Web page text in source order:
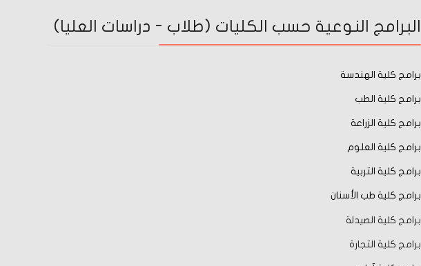
البرامج النوعية حسب الكليات (طلاب - دراسات العليا)
برامج كلية الهندسة
برامج كلية الطب
برامج كلية الزراعة
برامج كلية العلوم
برامج كلية التربية
برامج كلية طب الأسنان
برامج كلية الصيدلة
برامج كلية التجارة